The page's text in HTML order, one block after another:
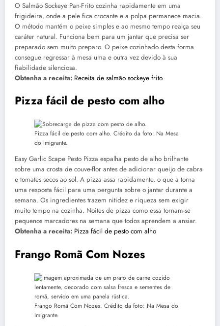
O Salmão Sockeye Pan-Frito cozinha rapidamente em uma
frigideira, onde a pele fica crocante e a polpa permanece macia.
O método mantém o peixe simples e ao mesmo tempo realça seu
caráter natural. Funciona bem para um jantar que precisa ser
preparado sem muito preparo. O peixe cozinhado desta forma
consegue regressar à mesa uma e outra vez devido à sua
fiabilidade silenciosa.
Obtenha a receita: Receita de salmão sockeye frito
Pizza fácil de pesto com alho
Pizza fácil de pesto com alho. Crédito da foto: Na Mesa
do Imigrante.
Easy Garlic Scape Pesto Pizza espalha pesto de alho brilhante
sobre uma crosta de couve-flor antes de adicionar queijo de cabra
e tomates secos ao sol. A pizza assa rapidamente, o que a torna
uma resposta fácil para uma pergunta sobre o jantar durante a
semana. Os ingredientes trazem nitidez e riqueza sem exigir
muito tempo na cozinha. Noites de pizza como essa tornam-se
pequenos marcadores na semana que todos aprendem a ansiar.
Obtenha a receita: Pizza fácil de pesto com alho
Frango Romã Com Nozes
Frango Romã Com Nozes. Crédito da foto: Na Mesa do
Imigrante.